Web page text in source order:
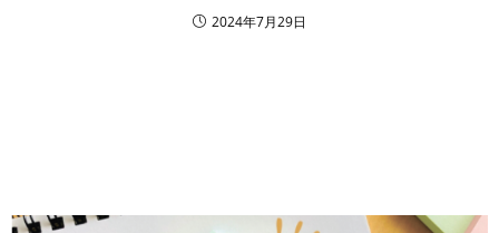
2024年7月29日